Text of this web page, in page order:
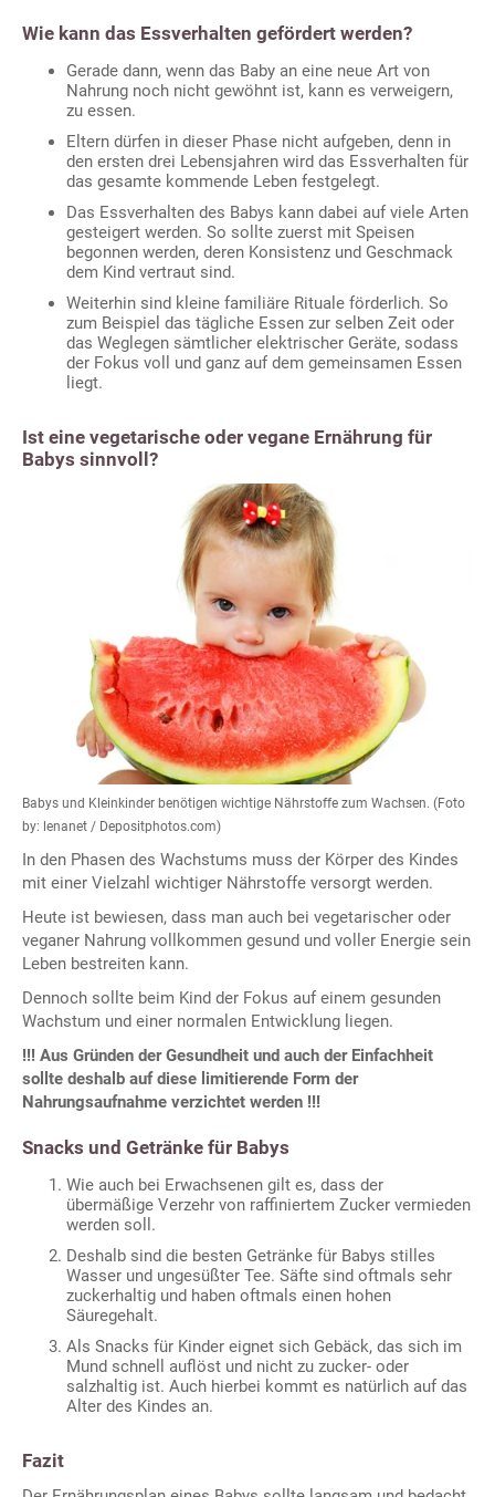
Wie kann das Essverhalten gefördert werden?
Gerade dann, wenn das Baby an eine neue Art von
Nahrung noch nicht gewöhnt ist, kann es verweigern,
zu essen.
Eltern dürfen in dieser Phase nicht aufgeben, denn in
den ersten drei Lebensjahren wird das Essverhalten für
das gesamte kommende Leben festgelegt.
Das Essverhalten des Babys kann dabei auf viele Arten
gesteigert werden. So sollte zuerst mit Speisen
begonnen werden, deren Konsistenz und Geschmack
dem Kind vertraut sind.
Weiterhin sind kleine familiäre Rituale förderlich. So
zum Beispiel das tägliche Essen zur selben Zeit oder
das Weglegen sämtlicher elektrischer Geräte, sodass
der Fokus voll und ganz auf dem gemeinsamen Essen
liegt.
Ist eine vegetarische oder vegane Ernährung für
Babys sinnvoll?
Babys und Kleinkinder benötigen wichtige Nährstoffe zum Wachsen. (Foto
by: lenanet / Depositphotos.com)
In den Phasen des Wachstums muss der Körper des Kindes
mit einer Vielzahl wichtiger Nährstoffe versorgt werden.
Heute ist bewiesen, dass man auch bei vegetarischer oder
veganer Nahrung vollkommen gesund und voller Energie sein
Leben bestreiten kann.
Dennoch sollte beim Kind der Fokus auf einem gesunden
Wachstum und einer normalen Entwicklung liegen.
!!! Aus Gründen der Gesundheit und auch der Einfachheit
sollte deshalb auf diese limitierende Form der
Nahrungsaufnahme verzichtet werden !!!
Snacks und Getränke für Babys
Wie auch bei Erwachsenen gilt es, dass der
übermäßige Verzehr von raffiniertem Zucker vermieden
werden soll.
Deshalb sind die besten Getränke für Babys stilles
Wasser und ungesüßter Tee. Säfte sind oftmals sehr
zuckerhaltig und haben oftmals einen hohen
Säuregehalt.
Als Snacks für Kinder eignet sich Gebäck, das sich im
Mund schnell auflöst und nicht zu zucker- oder
salzhaltig ist. Auch hierbei kommt es natürlich auf das
Alter des Kindes an.
Fazit